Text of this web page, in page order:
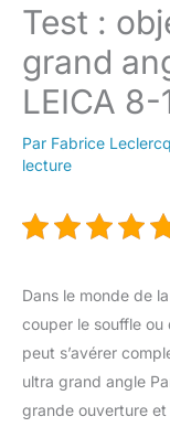
Test :
grand
LEICA
Par Fabrice Leclercq
lecture
Dans le monde de
couper le souffle
peut s’avérer
ultra grand angle
grande ouverture